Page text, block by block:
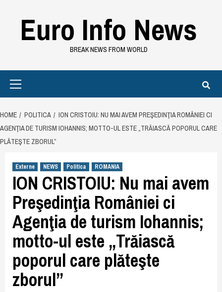
contentEuro Info News
BREAK NEWS FROM WORLD
HOME POLITICA
ION CRISTOIU: NU MAI AVEM PREŞEDINŢIA ROMÂNIEI CI
AGENŢIA DE TURISM IOHANNIS; MOTTO-UL ESTE „TRĂIASCĂ POPORUL CARE
PLĂTEŞTE ZBORUL”
Externe NEWS Politica ROMANIA
ION CRISTOIU: Nu mai avem
Preşedinţia României ci
Agenţia de turism Iohannis;
motto-ul este „Trăiască
poporul care plăteşte
zborul”